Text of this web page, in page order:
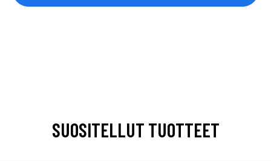
SUOSITELLUT TUOTTEET